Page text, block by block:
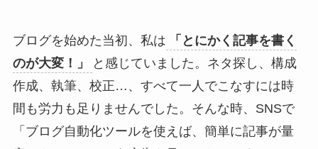
ブログを始めた当初、私は
「とにかく記事を書く
のが大変！」
と感じていました。ネタ探し、構成
作成、執筆、校正…、すべて一人でこなすには時
間も労力も足りませんでした。そんな時、SNSで
「ブログ自動化ツールを使えば、簡単に記事が量